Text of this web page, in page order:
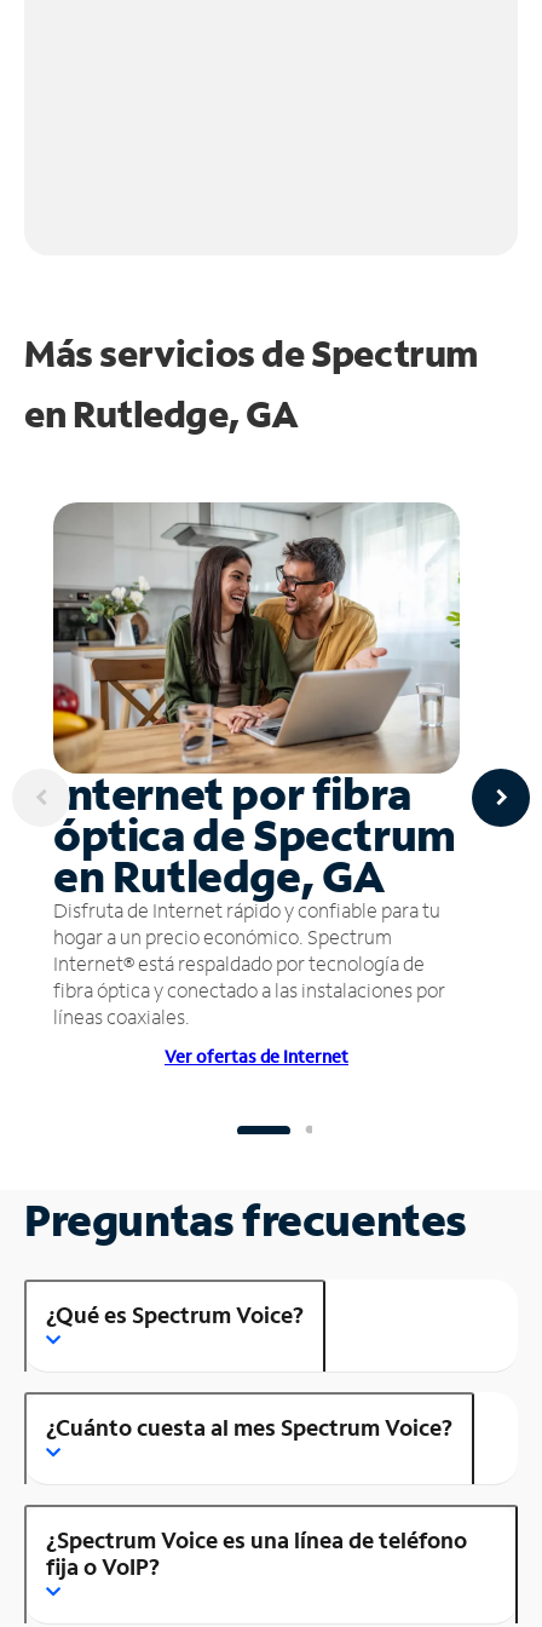
Más servicios de Spectrum
en Rutledge, GA
Internet por fibra
óptica de Spectrum
en Rutledge, GA
Disfruta de Internet rápido y confiable para tu
hogar a un precio económico. Spectrum
Internet® está respaldado por tecnología de
fibra óptica y conectado a las instalaciones por
líneas coaxiales.
Ver ofertas de Internet
Preguntas frecuentes
¿Qué es Spectrum Voice?
¿Cuánto cuesta al mes Spectrum Voice?
¿Spectrum Voice es una línea de teléfono
fija o VoIP?